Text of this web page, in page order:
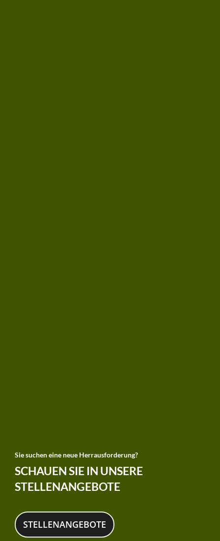
Sie suchen eine neue Herrausforderung?
SCHAUEN SIE IN UNSERE
STELLENANGEBOTE
STELLENANGEBOTE